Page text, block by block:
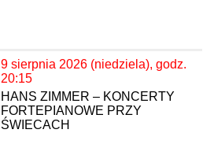
9 sierpnia 2026 (niedziela), godz.
20:15
HANS ZIMMER – KONCERTY
FORTEPIANOWE PRZY
ŚWIECACH